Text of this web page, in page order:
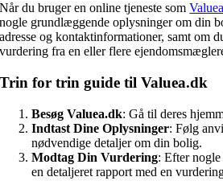
Når du bruger en online tjeneste som
nogle grundlæggende oplysninger om din
adresse og kontaktinformationer, samt om
vurdering fra en eller flere
Trin for trin guide til Valuea.dk
Besøg Valuea.dk: Gå til deres
Indtast Dine Oplysninger: Følg
nødvendige detaljer om din bolig.
Modtag Din Vurdering: Efter
en detaljeret rapport med en